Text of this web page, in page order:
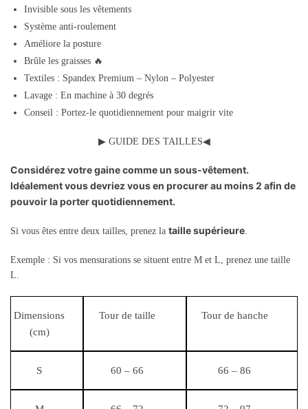
Invisible sous les vêtements
Système anti-roulement
Améliore la posture
Brûle les graisses 🔥
Textiles : Spandex Premium – Nylon – Polyester
Lavage : En machine à 30 degrés
Conseil : Portez-le quotidiennement pour maigrir vite
▶ GUIDE DES TAILLES◀
Considérez votre gaine comme un sous-vêtement.
Idéalement vous devriez vous en procurer au moins 2 afin de
pouvoir la porter quotidiennement.
Si vous êtes entre deux tailles, prenez la taille supérieure.
Exemple : Si vos mensurations se situent entre M et L, prenez une taille
L.
Dimensions
(cm)
Tour de taille Tour de hanche
S 60 – 66 66 – 86